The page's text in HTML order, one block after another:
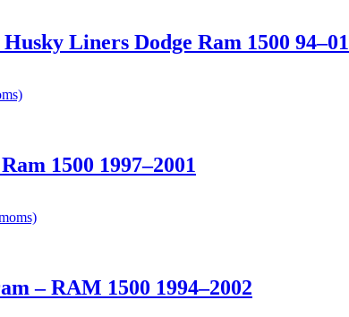
Liners Dodge Ram 1500 94–01
1500 1997–2001
– RAM 1500 1994–2002